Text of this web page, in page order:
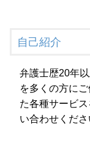
自己紹介
弁護士歴20年
を多くの方に
た各種サービ
い合わせくださ